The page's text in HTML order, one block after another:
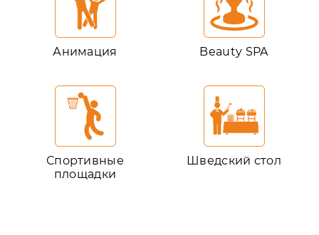
Анимация Beauty SPA
Спортивные
площадки
Шведский стол